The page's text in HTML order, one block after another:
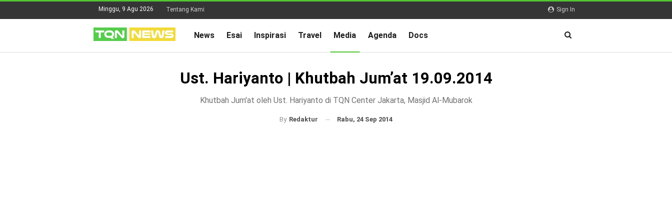
Sign In
Minggu, 9 Agu 2026 Tentang Kami
News Esai Inspirasi Travel Media Agenda Docs
Ust. Hariyanto | Khutbah Jum’at 19.09.2014
Khutbah Jum'at oleh Ust. Hariyanto di TQN Center Jakarta, Masjid Al-Mubarok
By Redaktur Rabu, 24 Sep 2014